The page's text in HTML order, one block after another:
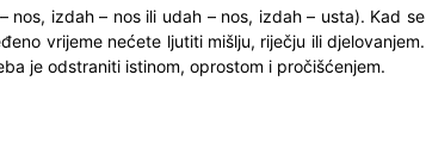
izdah – nos ili udah – nos, izdah – usta). Kad se
vrijeme nećete ljutiti mišlju, riječju ili djelovanjem.
je odstraniti istinom, oprostom i pročišćenjem.